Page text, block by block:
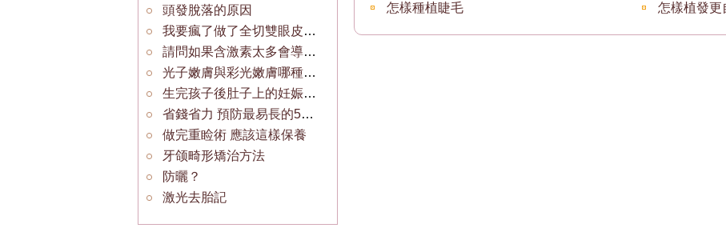
怎樣種植睫毛
怎樣植發更
頭發脫落的原因
我要瘋了做了全切雙眼皮，但有不像全切
請問如果含激素太多會導致什麼樣的後果？
光子嫩膚與彩光嫩膚哪種好？
生完孩子後肚子上的妊娠紋怎麼消除
省錢省力 預防最易長的5種斑
做完重睑術 應該這樣保養
牙颌畸形矯治方法
防曬？
激光去胎記